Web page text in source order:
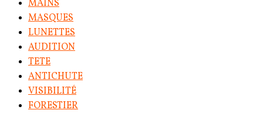
MAINS
MASQUES
LUNETTES
AUDITION
TETE
ANTICHUTE
VISIBILITÉ
FORESTIER